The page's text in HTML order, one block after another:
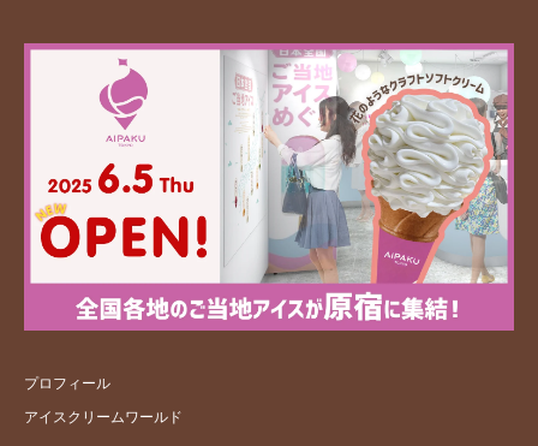
プロフィール
アイスクリームワールド